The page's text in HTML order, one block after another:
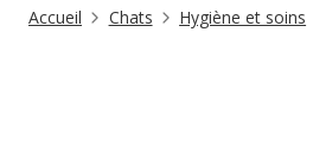
Accueil Chats Hygiène et soins